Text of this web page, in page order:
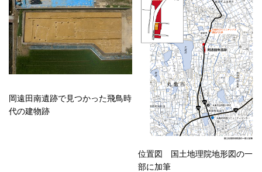
岡遠田南遺跡で見つかった飛鳥時
代の建物跡
位置図 国土地理院地形図の一
部に加筆